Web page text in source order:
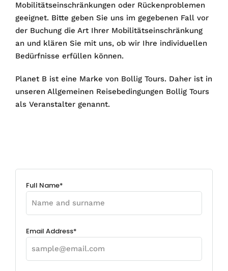
Full Name*
Email Address*
Mobilitätseinschränkungen oder Rückenproblemen
geeignet. Bitte geben Sie uns im gegebenen Fall vor
der Buchung die Art Ihrer Mobilitätseinschränkung
an und klären Sie mit uns, ob wir Ihre individuellen
Bedürfnisse erfüllen können.
Planet B ist eine Marke von Bollig Tours. Daher ist in
unseren Allgemeinen Reisebedingungen Bollig Tours
als Veranstalter genannt.